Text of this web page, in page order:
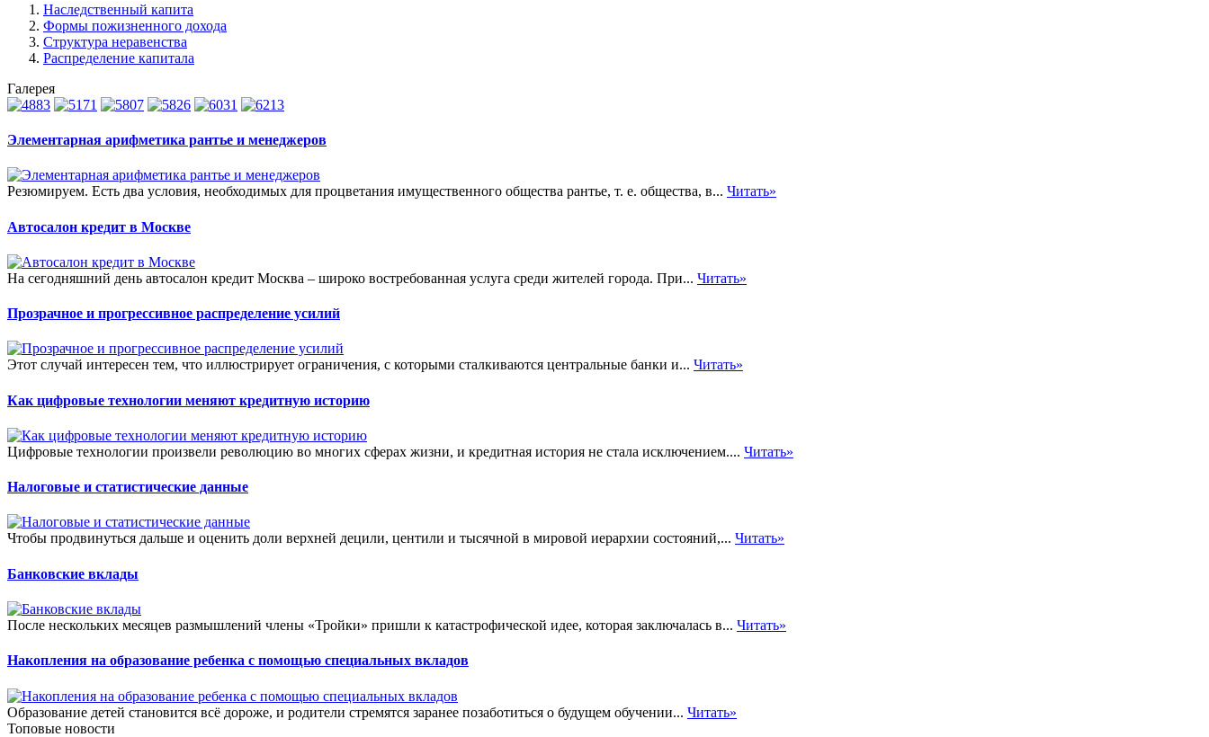
Наследственный капита
Формы пожизненного дохода
Структура неравенства
Распределение капитала
Галерея
Элементарная арифметика рантье и менеджеров
Резюмируем. Есть два условия, необходимых для процветания имущественного общества рантье, т. е. общества, в... Читать»
Автосалон кредит в Москве
На сегодняшний день автосалон кредит Москва – широко востребованная услуга среди жителей города. При... Читать»
Прозрачное и прогрессивное распределение усилий
Этот случай интересен тем, что иллюстрирует ограничения, с которыми сталкиваются центральные банки и... Читать»
Как цифровые технологии меняют кредитную историю
Цифровые технологии произвели революцию во многих сферах жизни, и кредитная история не стала исключением.... Читать»
Налоговые и статистические данные
Чтобы продвинуться дальше и оценить доли верхней децили, центили и тысячной в мировой иерархии состояний,... Читать»
Банковские вклады
После нескольких месяцев размышлений члены «Тройки» пришли к катастрофической идее, которая заключалась в... Читать»
Накопления на образование ребенка с помощью специальных вкладов
Образование детей становится всё дороже, и родители стремятся заранее позаботиться о будущем обучении... Читать»
Топовые новости